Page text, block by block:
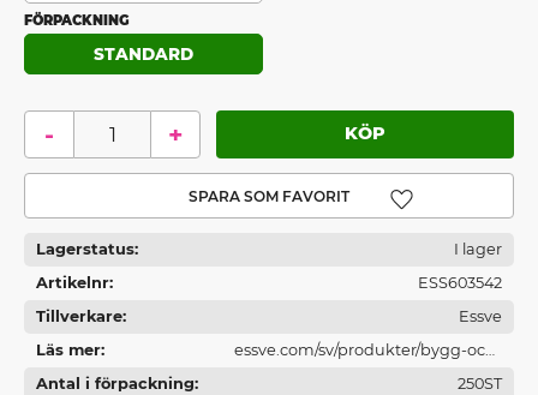
FÖRPACKNING
STANDARD
+
-
Lägg till i favoriter
Lagerstatus
I lager
Artikelnr
ESS603542
Tillverkare
Essve
Läs mer
essve.com/sv/produkter/bygg-och-
traskruv/trallskruv/essdeck-max
Antal i förpackning
250ST